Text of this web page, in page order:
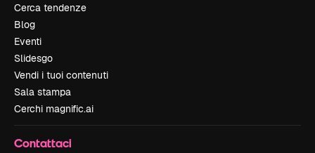
Cerca tendenze
Blog
Eventi
Slidesgo
Vendi i tuoi contenuti
Sala stampa
Cerchi magnific.ai
Contattaci